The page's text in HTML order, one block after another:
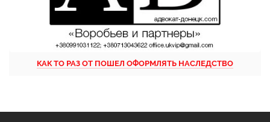
КАК ТО РАЗ ОТ ПОШЕЛ ОФОРМЛЯТЬ НАСЛЕДСТВО